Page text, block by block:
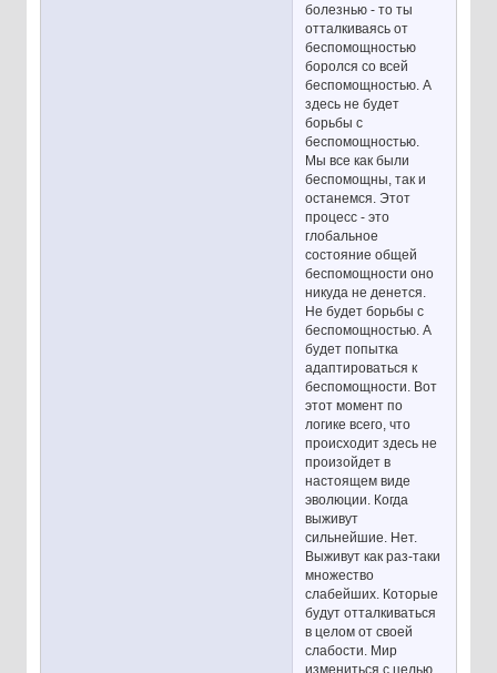
болезнью - то ты
отталкиваясь от
беспомощностью
боролся со всей
беспомощностью. А
здесь не будет
борьбы с
беспомощностью.
Мы все как были
беспомощны, так и
останемся. Этот
процесс - это
глобальное
состояние общей
беспомощности оно
никуда не денется.
Не будет борьбы с
беспомощностью. А
будет попытка
адаптироваться к
беспомощности. Вот
этот момент по
логике всего, что
происходит здесь не
произойдет в
настоящем виде
эволюции. Когда
выживут
сильнейшие. Нет.
Выживут как раз-таки
множество
слабейших. Которые
будут отталкиваться
в целом от своей
слабости. Мир
измениться с целью